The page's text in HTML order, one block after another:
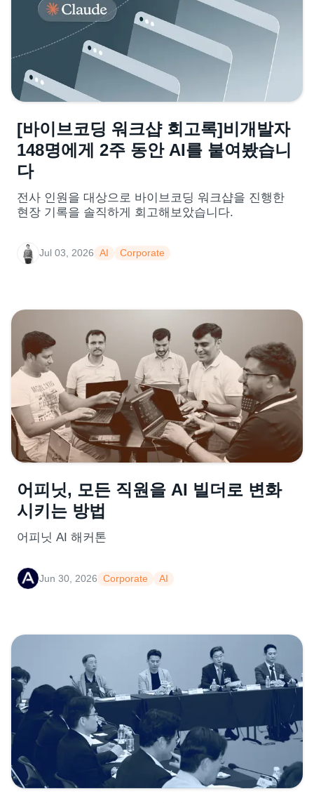
[바이브코딩 워크샵 회고록]비개발자
148명에게 2주 동안 AI를 붙여봤습니
다
전사 인원을 대상으로 바이브코딩 워크샵을 진행한
현장 기록을 솔직하게 회고해보았습니다.
Jul 03, 2026 AI Corporate
어피닛, 모든 직원을 AI 빌더로 변화
시키는 방법
어피닛 AI 해커톤
Jun 30, 2026 Corporate AI